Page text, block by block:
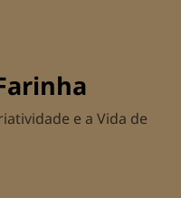
e a Vida de